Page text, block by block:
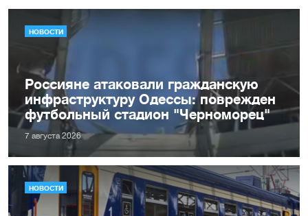
НОВОСТИ
Россияне атаковали гражданскую
инфраструктуру Одессы: поврежден
футбольный стадион "Черноморец"
7 августа 2026
НОВОСТИ